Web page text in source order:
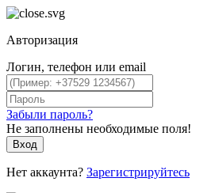
Авторизация
Логин, телефон или email
Забыли пароль?
Не заполнены необходимые поля!
Вход
Нет аккаунта? Зарегистрируйтесь